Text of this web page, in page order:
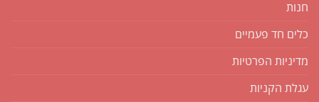
חנות
כלים חד פעמיים
מדיניות הפרטיות
עגלת הקניות